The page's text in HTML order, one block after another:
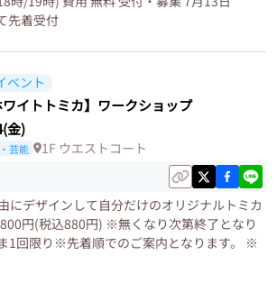
先着受付
ベント
ワイトトミカ】ワークショップ
金)
芸能 1F ウエストコート
にデザインして自分だけのオリジナルトミカ
円(税込880円) ※無くなり次第終了となり
1回限り※先着順でのご案内となります。 ※